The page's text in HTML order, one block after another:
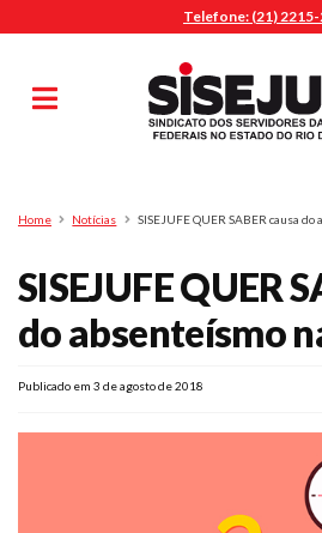
Telefone: (21)
Pesquisa
Home Notícias SISEJUFE QUER SABER causa
SISEJUFE QUER
do absenteísmo
Publicado em 3 de agosto de 2018
MENU
Sindicalize-se
Diretoria
O Sindicato
Agenda
Casa do Alto
Sede Campestre